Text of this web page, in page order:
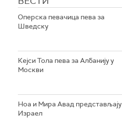
Оперска певачица пева за
Шведску
Кејси Тола пева за Албанију у
Москви
Ноа и Мира Авад представљају
Израел